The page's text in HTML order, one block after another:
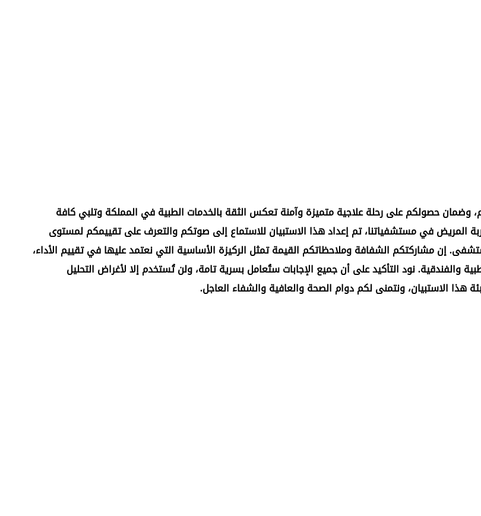
وضمان حصولكم على رحلة علاجية متميزة وآمنة تعكس الثقة بالخدمات الطبية في المملكة وتلبي كافة
المريض في مستشفياتنا، تم إعداد هذا الاستبيان للاستماع إلى صوتكم والتعرف على تقييمكم لمستوى
إن مشاركتكم الشفافة وملاحظاتكم القيمة تمثل الركيزة الأساسية التي نعتمد عليها في تقييم الأداء،
والفندقية. نود التأكيد على أن جميع الإجابات ستُعامل بسرية تامة، ولن تُستخدم إلا لأغراض التحليل
الاستبيان، ونتمنى لكم دوام الصحة والعافية والشفاء العاجل.